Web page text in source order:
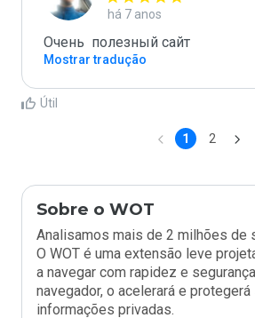
há 7 anos
Очень  полезный сайт
Mostrar tradução
Útil
1 2
Sobre o WOT
Analisamos mais de 2 milhões de
O WOT é uma extensão leve
a navegar com rapidez e
navegador, o acelerará e protegerá
informações privadas.